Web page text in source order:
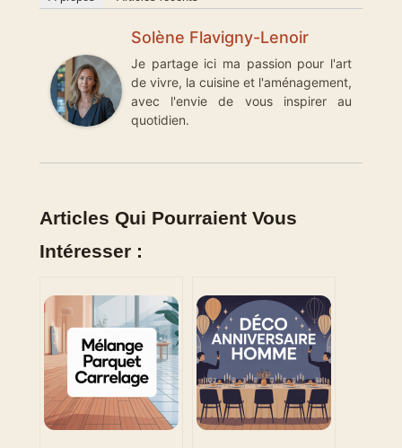
Solène Flavigny-Lenoir
Je partage ici ma passion pour l'art
de vivre, la cuisine et l'aménagement,
avec l'envie de vous inspirer au
quotidien.
Articles Qui Pourraient Vous
Intéresser :